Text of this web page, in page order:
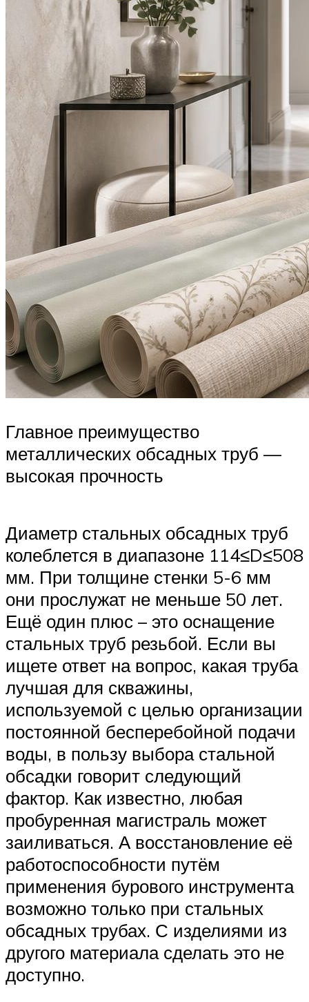
Главное преимущество
металлических обсадных труб —
высокая прочность
Диаметр стальных обсадных труб
колеблется в диапазоне 114≤D≤508
мм. При толщине стенки 5-6 мм
они прослужат не меньше 50 лет.
Ещё один плюс – это оснащение
стальных труб резьбой. Если вы
ищете ответ на вопрос, какая труба
лучшая для скважины,
используемой с целью организации
постоянной бесперебойной подачи
воды, в пользу выбора стальной
обсадки говорит следующий
фактор. Как известно, любая
пробуренная магистраль может
заиливаться. А восстановление её
работоспособности путём
применения бурового инструмента
возможно только при стальных
обсадных трубах. С изделиями из
другого материала сделать это не
доступно.